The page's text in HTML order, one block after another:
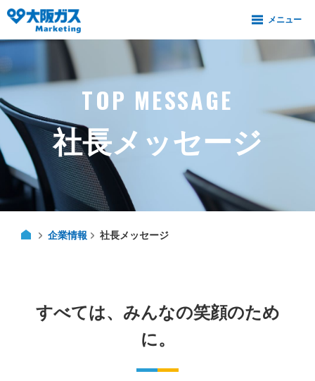
TOP MESSAGE
社長メッセージ
企業情報 社長メッセージ
すべては、みんなの笑顔のため
に。